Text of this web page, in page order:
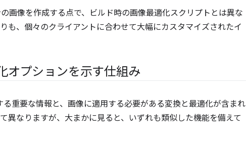
画像を作成する点で、ビルド時の画像最適化スクリプトとは異な
も、個々のクライアントに合わせて大幅にカスタマイズされたイ
オプションを示す仕組み
重要な情報と、画像に適用する必要がある変換と最適化が含まれ
異なりますが、大まかに見ると、いずれも類似した機能を備えて